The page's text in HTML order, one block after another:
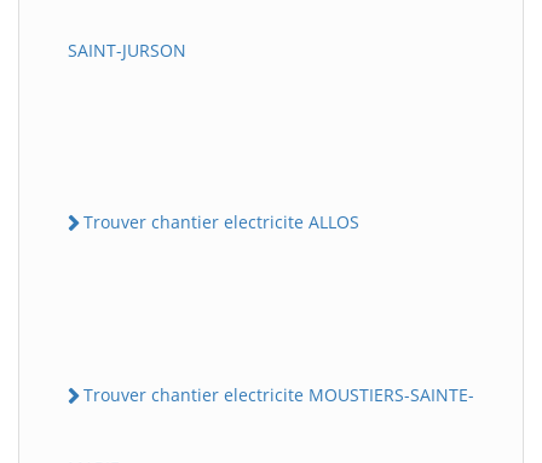
SAINT-JURSON
Trouver chantier electricite ALLOS
Trouver chantier electricite MOUSTIERS-SAINTE-